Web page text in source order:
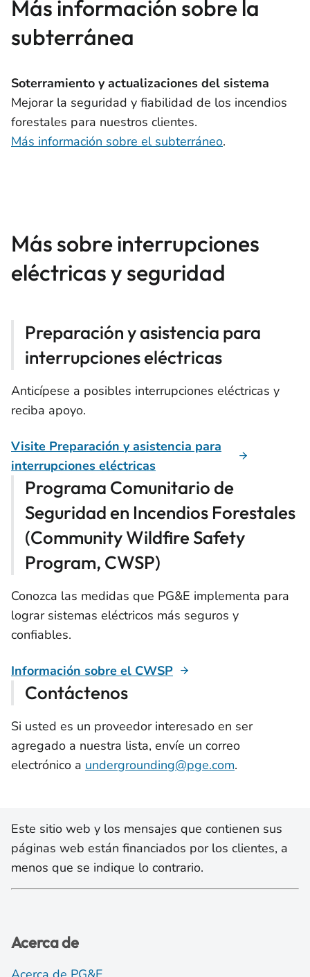
Más información sobre la
subterránea
Soterramiento y actualizaciones del sistema
Mejorar la seguridad y fiabilidad de los incendios
forestales para nuestros clientes.
Más información sobre el subterráneo.
Más sobre interrupciones
eléctricas y seguridad
Preparación y asistencia para
interrupciones eléctricas
Anticípese a posibles interrupciones eléctricas y
reciba apoyo.
Visite Preparación y asistencia para
interrupciones eléctricas
Programa Comunitario de
Seguridad en Incendios Forestales
(Community Wildfire Safety
Program, CWSP)
Conozca las medidas que PG&E implementa para
lograr sistemas eléctricos más seguros y
confiables.
Información sobre el CWSP
Contáctenos
Si usted es un proveedor interesado en ser
agregado a nuestra lista, envíe un correo
electrónico a undergrounding@pge.com.
Este sitio web y los mensajes que contienen sus
páginas web están financiados por los clientes, a
menos que se indique lo contrario.
Acerca de